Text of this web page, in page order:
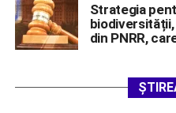
Strategia
din PNRR,